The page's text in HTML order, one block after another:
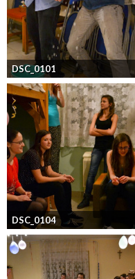
DSC_0101
DSC_0104